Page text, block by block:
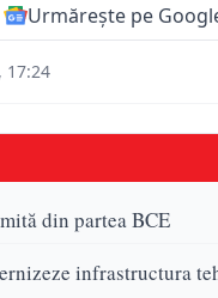
Urmărește pe
17:24
din partea BCE
infrastructura